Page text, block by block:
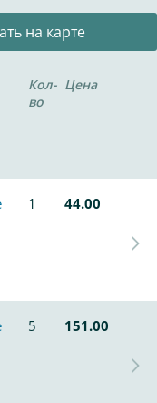
на карте
Кол-
во
Цена
1 44.00
5 151.00